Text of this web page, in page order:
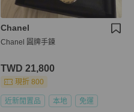
Chanel
Chanel 圓牌手鍊
TWD 21,800
現折 800
近新閒置品 本地 免運